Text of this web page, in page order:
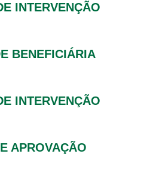
INTERVENÇÃO
BENEFICIÁRIA
INTERVENÇÃO
APROVAÇÃO